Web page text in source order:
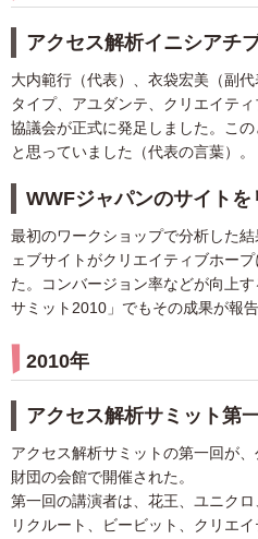
アクセス解析イニシアチ
大内範行（代表）、衣袋宏美（副
タイプ、アユダンテ、クリエイテ
協議会が正式に発足しました。こ
と思っていました（代表の言葉）。
WWFジャパンのサイトを
最初のワークショップで分析した
ェブサイトがクリエイティブホー
た。コンバージョン率などが向上
サミット2010」でもその成果が報告
2010年
アクセス解析サミット第
アクセス解析サミットの第一回が
財団の会館で開催された。
第一回の講演者は、花王、ユニクロ
リクルート、ビービット、クリエ